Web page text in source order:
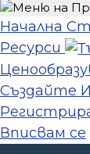
Начална
Ресурси
Създайте
Вписвам се